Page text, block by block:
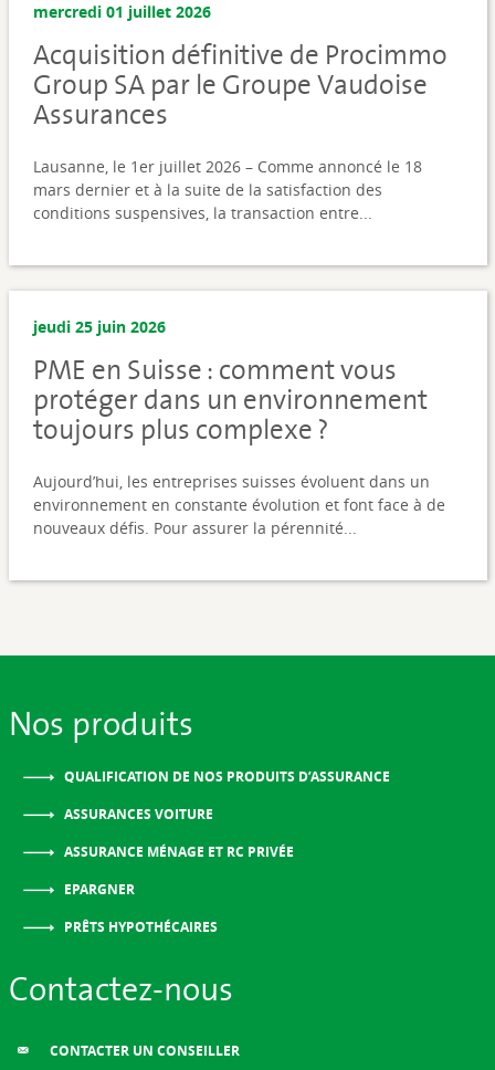
mercredi 01 juillet 2026
Acquisition définitive de Procimmo
Group SA par le Groupe Vaudoise
Assurances
Lausanne, le 1er juillet 2026 – Comme annoncé le 18
mars dernier et à la suite de la satisfaction des
conditions suspensives, la transaction entre...
jeudi 25 juin 2026
PME en Suisse : comment vous
protéger dans un environnement
toujours plus complexe ?
Aujourd’hui, les entreprises suisses évoluent dans un
environnement en constante évolution et font face à de
nouveaux défis. Pour assurer la pérennité...
Nos produits
QUALIFICATION DE NOS PRODUITS D’ASSURANCE
ASSURANCES VOITURE
ASSURANCE MÉNAGE ET RC PRIVÉE
EPARGNER
PRÊTS HYPOTHÉCAIRES
Contactez-nous
CONTACTER UN CONSEILLER